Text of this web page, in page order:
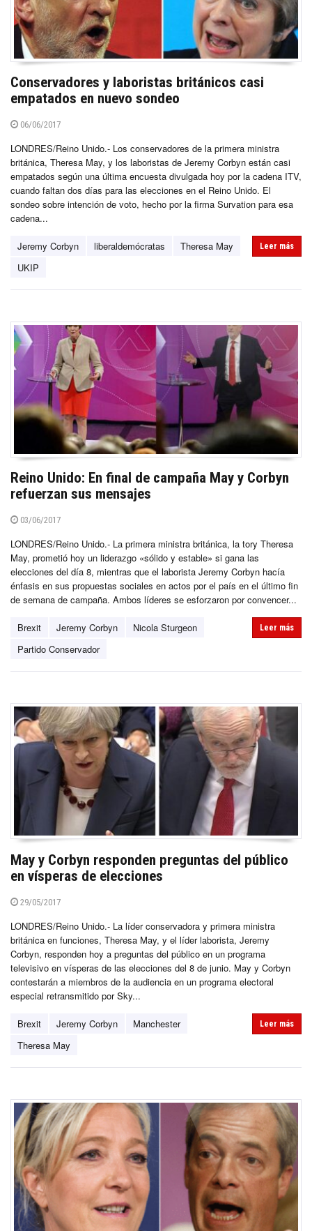
Conservadores y laboristas británicos casi
empatados en nuevo sondeo
06/06/2017
LONDRES/Reino Unido.- Los conservadores de la primera ministra
británica, Theresa May, y los laboristas de Jeremy Corbyn están casi
empatados según una última encuesta divulgada hoy por la cadena ITV,
cuando faltan dos días para las elecciones en el Reino Unido. El
sondeo sobre intención de voto, hecho por la firma Survation para esa
cadena...
Jeremy Corbyn liberaldemócratas
Theresa May
UKIP
Leer más
Reino Unido: En final de campaña May y Corbyn
refuerzan sus mensajes
03/06/2017
LONDRES/Reino Unido.- La primera ministra británica, la tory Theresa
May, prometió hoy un liderazgo «sólido y estable» si gana las
elecciones del día 8, mientras que el laborista Jeremy Corbyn hacía
énfasis en sus propuestas sociales en actos por el país en el último fin
de semana de campaña. Ambos líderes se esforzaron por convencer...
Brexit Jeremy Corbyn
Nicola Sturgeon
Partido Conservador
Leer más
May y Corbyn responden preguntas del público
en vísperas de elecciones
29/05/2017
LONDRES/Reino Unido.- La líder conservadora y primera ministra
británica en funciones, Theresa May, y el líder laborista, Jeremy
Corbyn, responden hoy a preguntas del público en un programa
televisivo en vísperas de las elecciones del 8 de junio. May y Corbyn
contestarán a miembros de la audiencia en un programa electoral
especial retransmitido por Sky...
Brexit Jeremy Corbyn
Manchester
Theresa May
Leer más